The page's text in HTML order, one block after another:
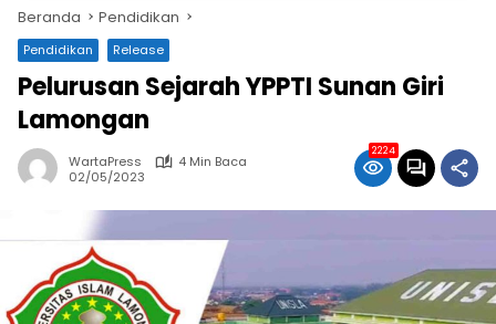
Beranda Pendidikan
Pendidikan Release
Pelurusan Sejarah YPPTI Sunan Giri
Lamongan
WartaPress
4 Min Baca
02/05/2023
2224